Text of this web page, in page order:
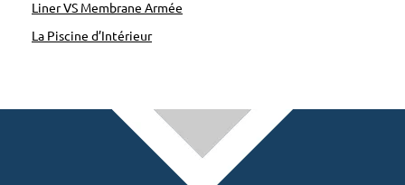
Liner VS Membrane Armée
La Piscine d’Intérieur